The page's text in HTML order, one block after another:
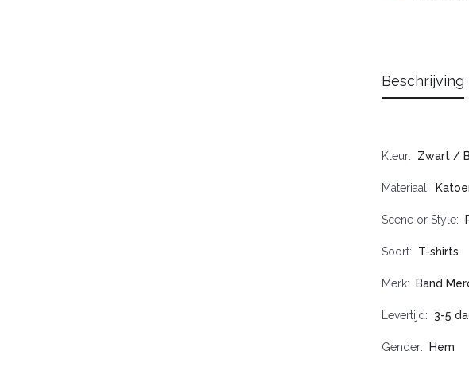
Beschrijving
Kleur Zwart /
Materiaal
Scene or Style
Soort T-shirts
Merk Band
Levertijd 3-5
Gender Hem